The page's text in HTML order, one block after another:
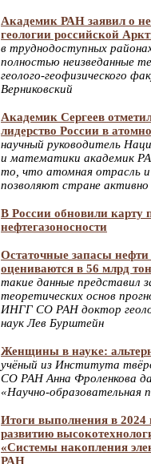
Академик РАН заявил о
геологии российской
в труднодоступных
полностью неизведанные
геолого-геофизического
Верниковский
Академик Сергеев
лидерство России в
научный руководитель
и математики академик
то, что атомная отрасль
позволяют стране активно
В России обновили карту
нефтегазоносности
Остаточные запасы
оцениваются в 56 млрд
такие данные представил
теоретических основ
ИНГГ СО РАН доктор
наук Лев Бурштейн
Женщины в науке:
учёный из Института
СО РАН Анна Фроленкова
«Научно-образовательная
Итоги выполнения в
развитию
«Системы накопления
РАН